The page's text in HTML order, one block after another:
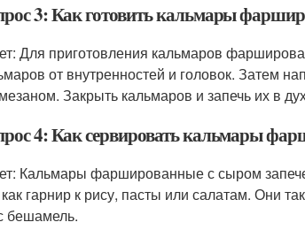
3: Как готовить кальмары
Для приготовления кальмаров
от внутренностей и головок. Затем
Закрыть кальмаров и запечь их в
4: Как сервировать кальмары
Кальмары фаршированные с сыром
гарнир к рису, пасты или салатам. Они
бешамель.